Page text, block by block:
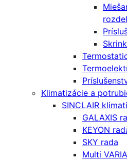
Klimatizácie a
SINCLAIR
GALAXIS
KEYON
SKY rada
Multi